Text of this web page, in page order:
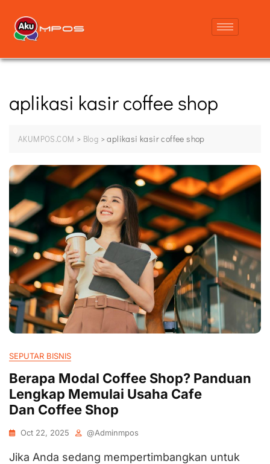
aplikasi kasir coffee shop
AKUMPOS.COM > Blog >aplikasi kasir coffee shop
SEPUTAR BISNIS
Berapa Modal Coffee Shop? Panduan
Lengkap Memulai Usaha Cafe
Dan Coffee Shop
Oct 22, 2025 @adminmpos
Jika Anda sedang mempertimbangkan untuk